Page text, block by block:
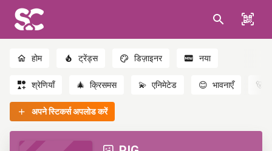
होम ट्रेंड्स डिज़ाइनर नया
श्रेणियाँ 🎄 क्रिसमस 💫 एनिमेटेड 😊 भावनाएँ 🐻
अपने स्टिकर्स अपलोड करें